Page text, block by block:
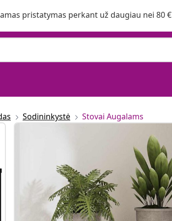
pristatymas perkant už daugiau nei 80 €
Sodininkystė Stovai Augalams